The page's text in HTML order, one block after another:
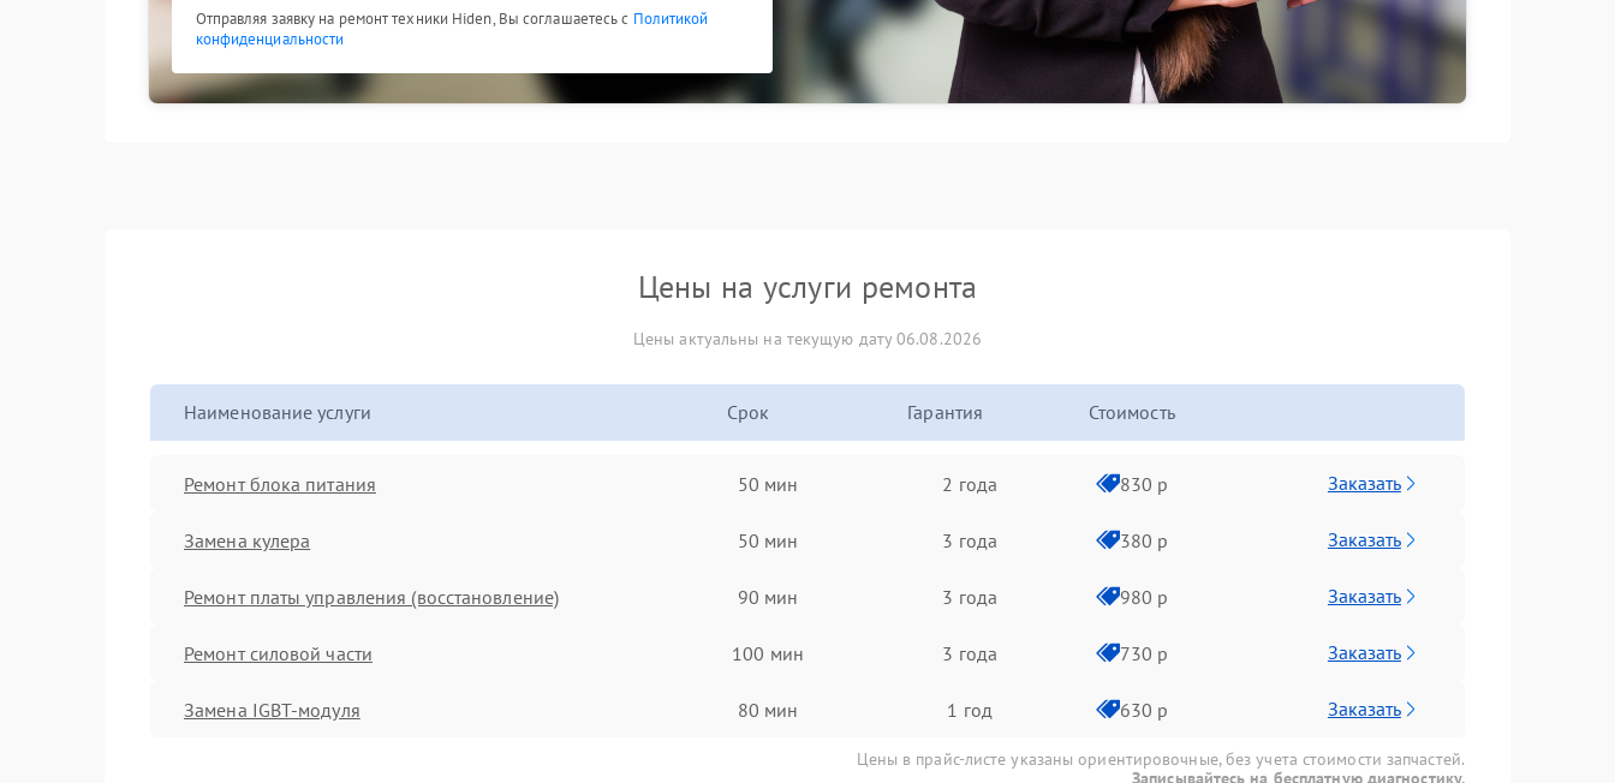
Отправляя заявку на ремонт техники Hiden, Вы соглашаетесь с Политикой
конфиденциальности
Цены на услуги ремонта
Цены актуальны на текущую дату 06.08.2026
Наименование услуги Срок Гарантия Стоимость
Ремонт блока питания 50 мин 2 года 830 р Заказать
Замена кулера 50 мин 3 года 380 р Заказать
Ремонт платы управления (восстановление) 90 мин 3 года 980 р Заказать
Ремонт силовой части 100 мин 3 года 730 р Заказать
Замена IGBT-модуля 80 мин 1 год 630 р Заказать
Цены в прайс-листе указаны ориентировочные, без учета стоимости запчастей.
Записывайтесь на бесплатную диагностику.